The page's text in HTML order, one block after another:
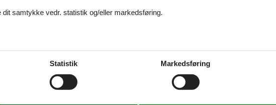
Cookies
Om os
8B, 2.th -DK-7400 Herning-Danmark -Tlf: (+45) 8724 2251-Email:info@feline.dk
Momsnr.: DK26347688
Følg os
samtykke vedr. statistik og/eller markedsføring.
Statistik Markedsføring